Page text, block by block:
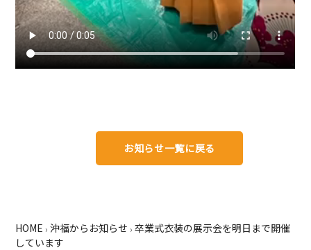
お知らせ一覧に戻る
HOME › 沖福からお知らせ › 卒業式衣装の展示会を明日まで開催
しています